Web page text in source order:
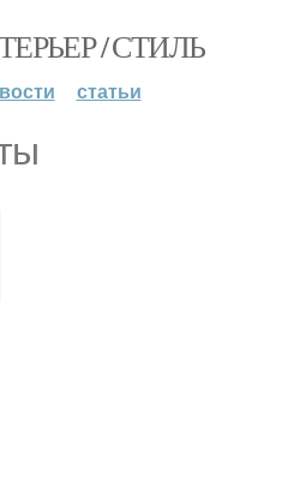
/ СТИЛЬ
статьи